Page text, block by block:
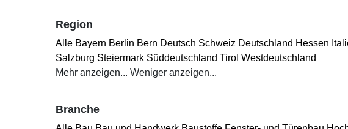
Region
Alle Bayern Berlin Bern Deutsch Schweiz Deutschland Hessen
Salzburg Steiermark Süddeutschland Tirol Westdeutschland
Mehr anzeigen... Weniger anzeigen...
Branche